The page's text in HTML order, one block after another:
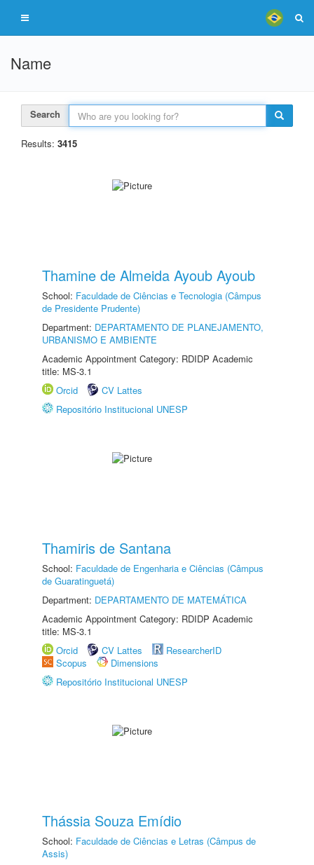
Name
Search
Results: 3415
Thamine de Almeida Ayoub Ayoub
School: Faculdade de Ciências e Tecnologia (Câmpus
de Presidente Prudente)
Department: DEPARTAMENTO DE PLANEJAMENTO,
URBANISMO E AMBIENTE
Academic Appointment Category: RDIDP Academic
title: MS-3.1
Orcid
CV Lattes
Repositório Institucional UNESP
Thamiris de Santana
School: Faculdade de Engenharia e Ciências (Câmpus
de Guaratinguetá)
Department: DEPARTAMENTO DE MATEMÁTICA
Academic Appointment Category: RDIDP Academic
title: MS-3.1
Orcid
CV Lattes
ResearcherID
Scopus
Dimensions
Repositório Institucional UNESP
Thássia Souza Emídio
School: Faculdade de Ciências e Letras (Câmpus de
Assis)